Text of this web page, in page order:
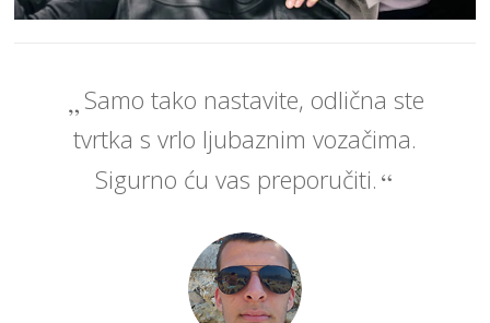
Samo tako nastavite, odlična ste
tvrtka s vrlo ljubaznim vozačima.
Sigurno ću vas preporučiti.